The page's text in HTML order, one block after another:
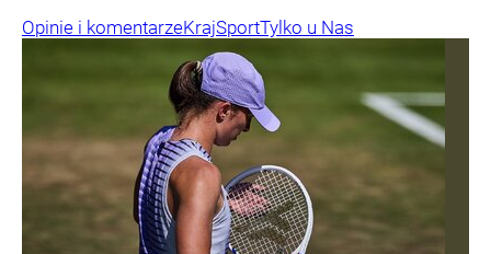
Opinie i komentarzeKrajSportTylko u Nas